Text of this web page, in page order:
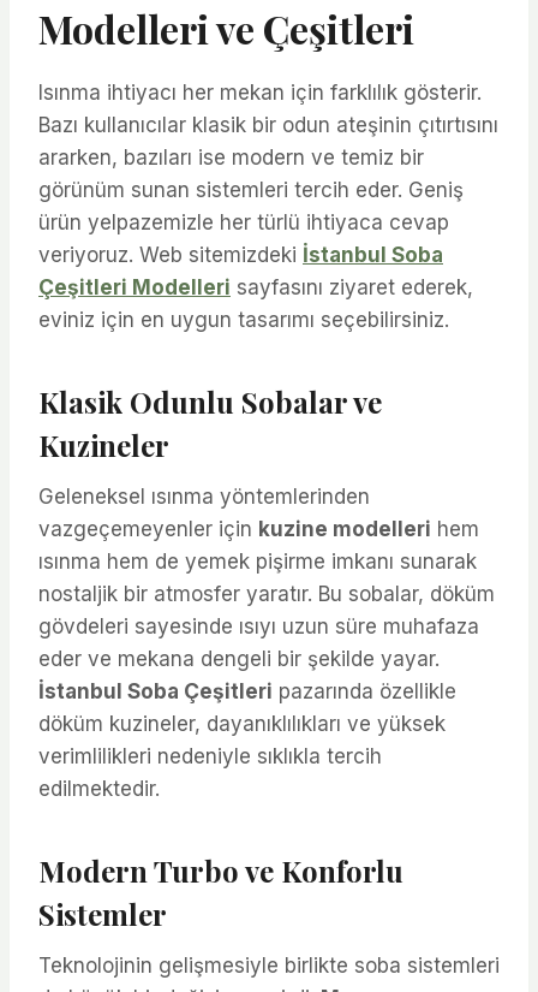
Modelleri ve Çeşitleri
Isınma ihtiyacı her mekan için farklılık gösterir.
Bazı kullanıcılar klasik bir odun ateşinin çıtırtısını
ararken, bazıları ise modern ve temiz bir
görünüm sunan sistemleri tercih eder. Geniş
ürün yelpazemizle her türlü ihtiyaca cevap
veriyoruz. Web sitemizdeki İstanbul Soba
Çeşitleri Modelleri sayfasını ziyaret ederek,
eviniz için en uygun tasarımı seçebilirsiniz.
Klasik Odunlu Sobalar ve
Kuzineler
Geleneksel ısınma yöntemlerinden
vazgeçemeyenler için kuzine modelleri hem
ısınma hem de yemek pişirme imkanı sunarak
nostaljik bir atmosfer yaratır. Bu sobalar, döküm
gövdeleri sayesinde ısıyı uzun süre muhafaza
eder ve mekana dengeli bir şekilde yayar.
İstanbul Soba Çeşitleri pazarında özellikle
döküm kuzineler, dayanıklılıkları ve yüksek
verimlilikleri nedeniyle sıklıkla tercih
edilmektedir.
Modern Turbo ve Konforlu
Sistemler
Teknolojinin gelişmesiyle birlikte soba sistemleri